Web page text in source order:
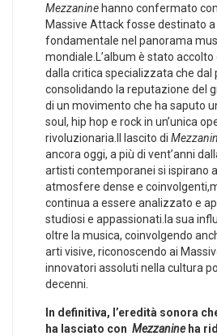
Mezzanine hanno confermato
Massive Attack fosse destinato
fondamentale nel panorama
mondiale.L’album è⁢ stato
dalla ⁣critica specializzata che dal⁣
⁣consolidando la reputazione del
di un movimento che ha saputo
soul, hip hop e rock in un’unica
rivoluzionaria.Il lascito di
ancora oggi, a più di vent’anni
artisti contemporanei si⁣ ispirano​
atmosfere dense e
continua⁤ a essere analizzato e
⁣studiosi e appassionati.la sua
oltre la musica, coinvolgendo
arti ⁤visive, riconoscendo​ ai​
innovatori assoluti nella cultura
decenni.
In ⁣definitiva, l’eredità sonora‌
ha ⁢lasciato con ‌ Mezzanineha